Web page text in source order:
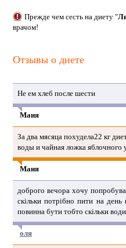
Прежде чем сесть на диету "
врачом!
Отзывы о диете
Не ем хлеб после шести
Маия
За два мясяца похудела22 кг
воды и чайная ложка яблочного
Маия
доброго вечора хочу
скільки потрібно пити на день
повинна бути тобто скільки
оля